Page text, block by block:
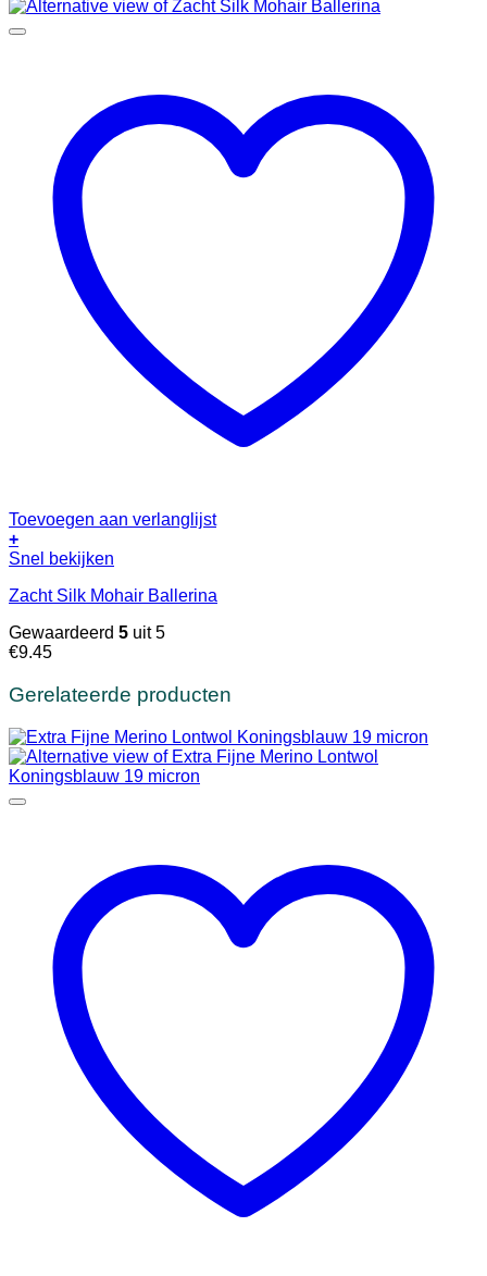
Toevoegen aan verlanglijst
+
Snel bekijken
Zacht Silk Mohair Ballerina
Gewaardeerd 5 uit 5
€9.45
Gerelateerde producten